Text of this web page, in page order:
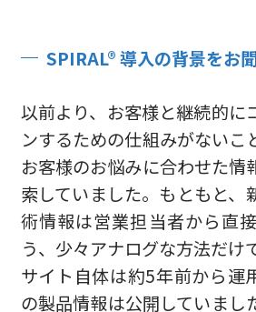
SPIRAL® 導入の背景をお
以前より、お客様と継続的に
ンするための仕組みがないこ
お客様のお悩みに合わせた情
索していました。もともと、
術情報は営業担当者から直
う、少々アナログな方法だけ
サイト自体は約5年前から運
の製品情報は公開していまし